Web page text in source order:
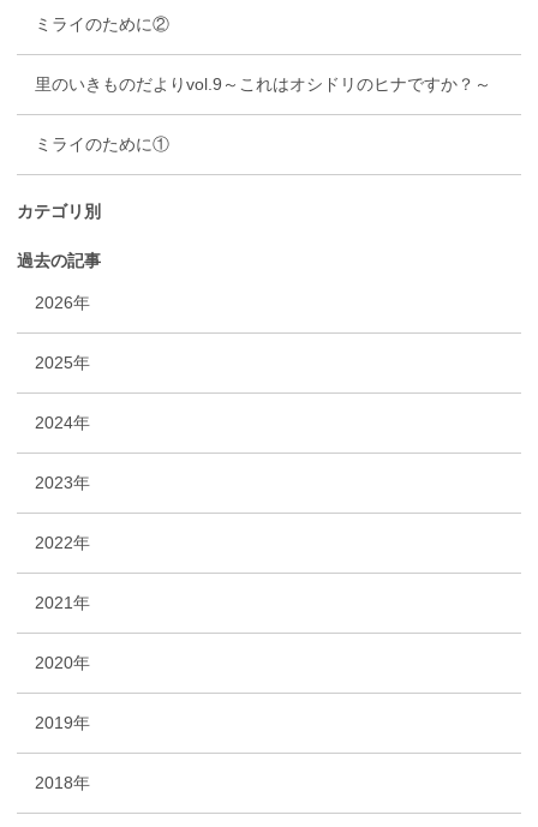
ミライのために②
里のいきものだよりvol.9～これはオシドリのヒナですか？～
ミライのために①
カテゴリ別
過去の記事
2026年
2025年
2024年
2023年
2022年
2021年
2020年
2019年
2018年